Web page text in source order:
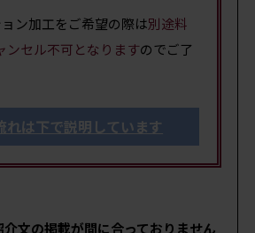
ン加工をご希望の際は別途料
ンセル不可となりますのでご了
れは下で説明しています
介文の掲載が間に合っておりません